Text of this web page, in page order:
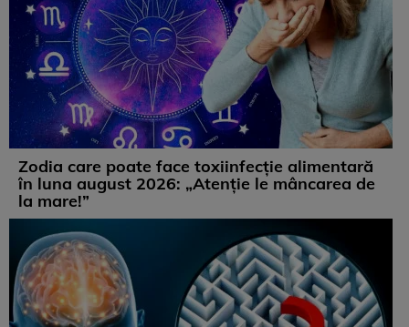
Zodia care poate face toxiinfecție alimentară
în luna august 2026: „Atenție le mâncarea de
la mare!”